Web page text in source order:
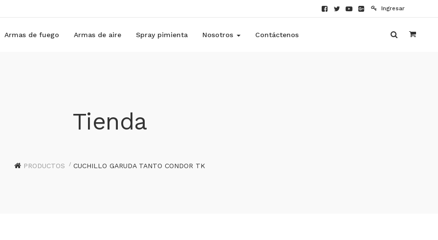
Ingresar
Armas de fuego Armas de aire Spray pimienta Nosotros Contáctenos
Tienda
PRODUCTOS CUCHILLO GARUDA TANTO CONDOR TK